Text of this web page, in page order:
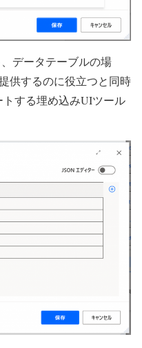
データテーブルの場
供するのに役立つと同時
トする埋め込みUIツール